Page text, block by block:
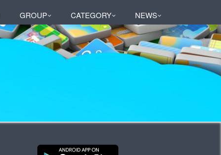
GROUP CATEGORY NEWS